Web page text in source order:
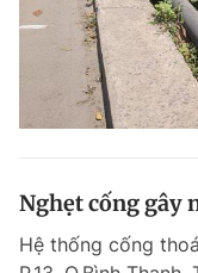
Nghẹt cống gây
Hệ thống cống